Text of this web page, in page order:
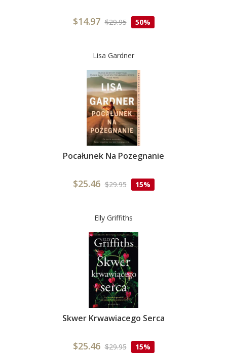
$14.97 $29.95 50%
Lisa Gardner
Pocałunek Na Pozegnanie
$25.46 $29.95 15%
Elly Griffiths
Skwer Krwawiacego Serca
$25.46 $29.95 15%